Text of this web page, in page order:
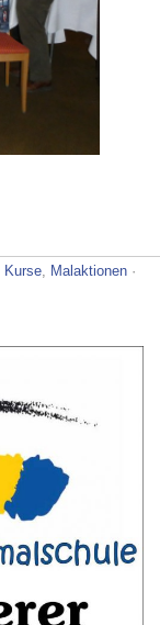
Kurse, Malaktionen ·